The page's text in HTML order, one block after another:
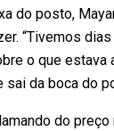
do posto,
“Tivemos
o que estava
da boca do
do